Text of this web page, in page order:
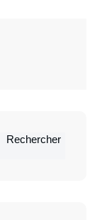
Rechercher